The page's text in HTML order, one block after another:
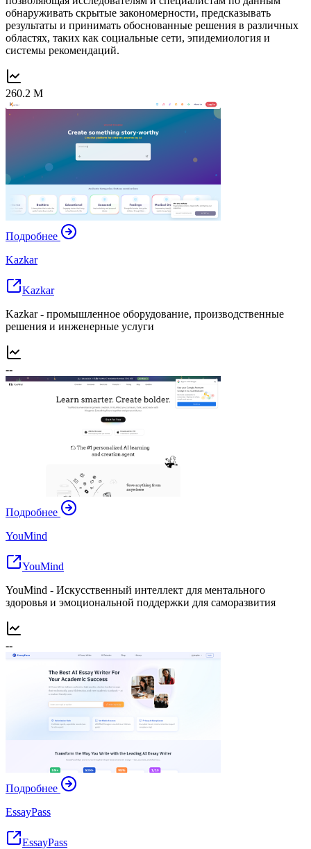
обнаруживать скрытые закономерности, предсказывать
результаты и принимать обоснованные решения в различных
областях, таких как социальные сети, эпидемиология и
системы рекомендаций.
260.2 M
Подробнее
Kazkar
Kazkar
Kazkar - промышленное оборудование, производственные
решения и инженерные услуги
--
Подробнее
YouMind
YouMind
YouMind - Искусственный интеллект для ментального
здоровья и эмоциональной поддержки для саморазвития
--
Подробнее
EssayPass
EssayPass